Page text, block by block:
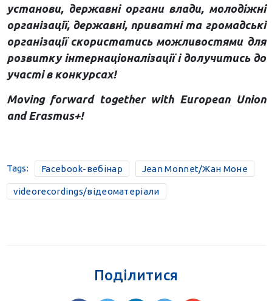
установи, державні органи влади, молодіжні
організації, державні, приватні та громадські
організації скористатись можливостями для
розвитку інтернаціоналізації і долучитись до
участі в конкурсах!
Moving forward together with European Union
and Erasmus+!
Tags: Facebook-вебінар Jean Monnet/Жан Моне
videorecordings/відеоматеріали
Поділитися